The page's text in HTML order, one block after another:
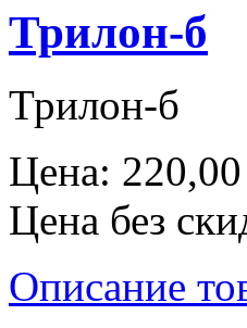
Трилон-б
Трилон-б
Цена:
Цена без
Описание